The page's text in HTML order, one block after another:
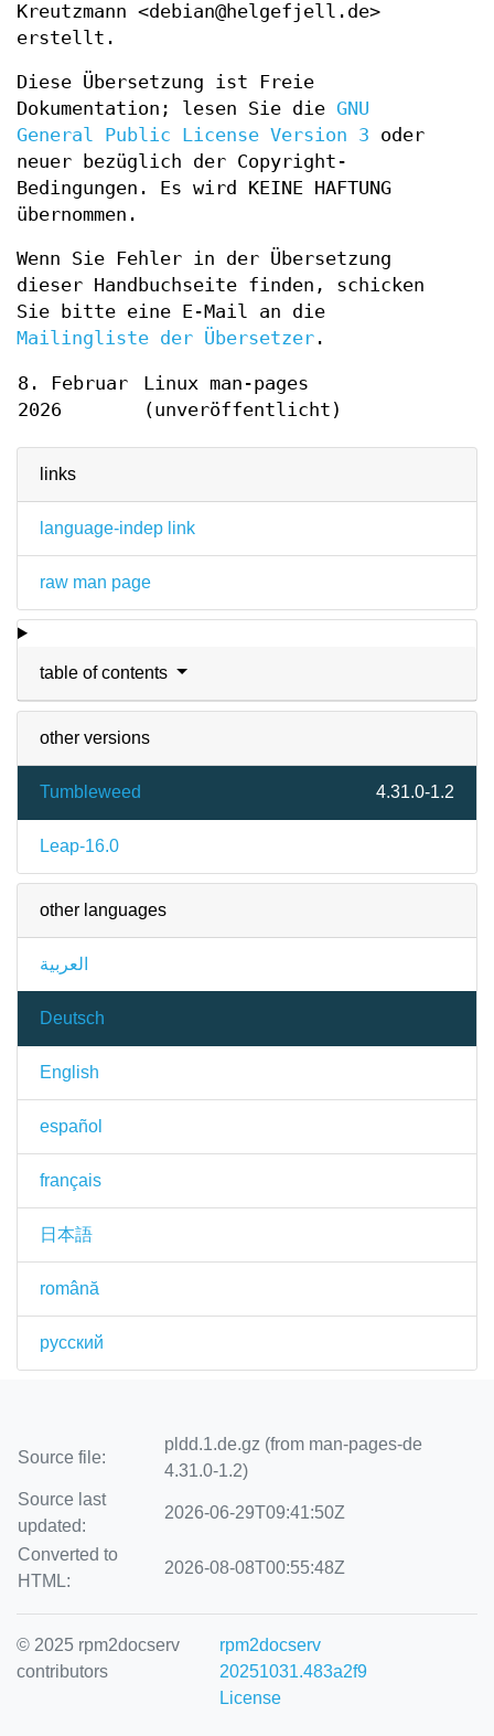
links
language-indep link
raw man page
table of contents
other versions
Tumbleweed 4.31.0-1.2
Leap-16.0
other languages
العربية
Deutsch
English
español
français
日本語
română
русский
Kreutzmann <debian@helgefjell.de>
erstellt.
Diese Übersetzung ist Freie
Dokumentation; lesen Sie die GNU
General Public License Version 3 oder
neuer bezüglich der Copyright-
Bedingungen. Es wird KEINE HAFTUNG
übernommen.
Wenn Sie Fehler in der Übersetzung
dieser Handbuchseite finden, schicken
Sie bitte eine E-Mail an die
Mailingliste der Übersetzer .
8. Februar
2026
Linux man-pages
(unveröffentlicht)
Source file:
pldd.1.de.gz (from man-pages-de
4.31.0-1.2)
Source last
updated:
2026-06-29T09:41:50Z
Converted to
HTML:
2026-08-08T00:55:48Z
© 2025 rpm2docserv
contributors
rpm2docserv
20251031.483a2f9
License